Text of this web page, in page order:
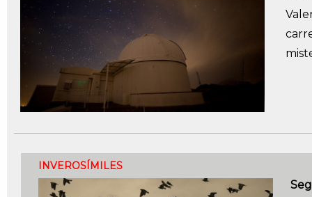
INVEROSÍMILES